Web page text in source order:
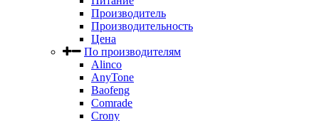
Производитель
Производительность
Цена
По производителям
Alinco
AnyTone
Baofeng
Comrade
Crony